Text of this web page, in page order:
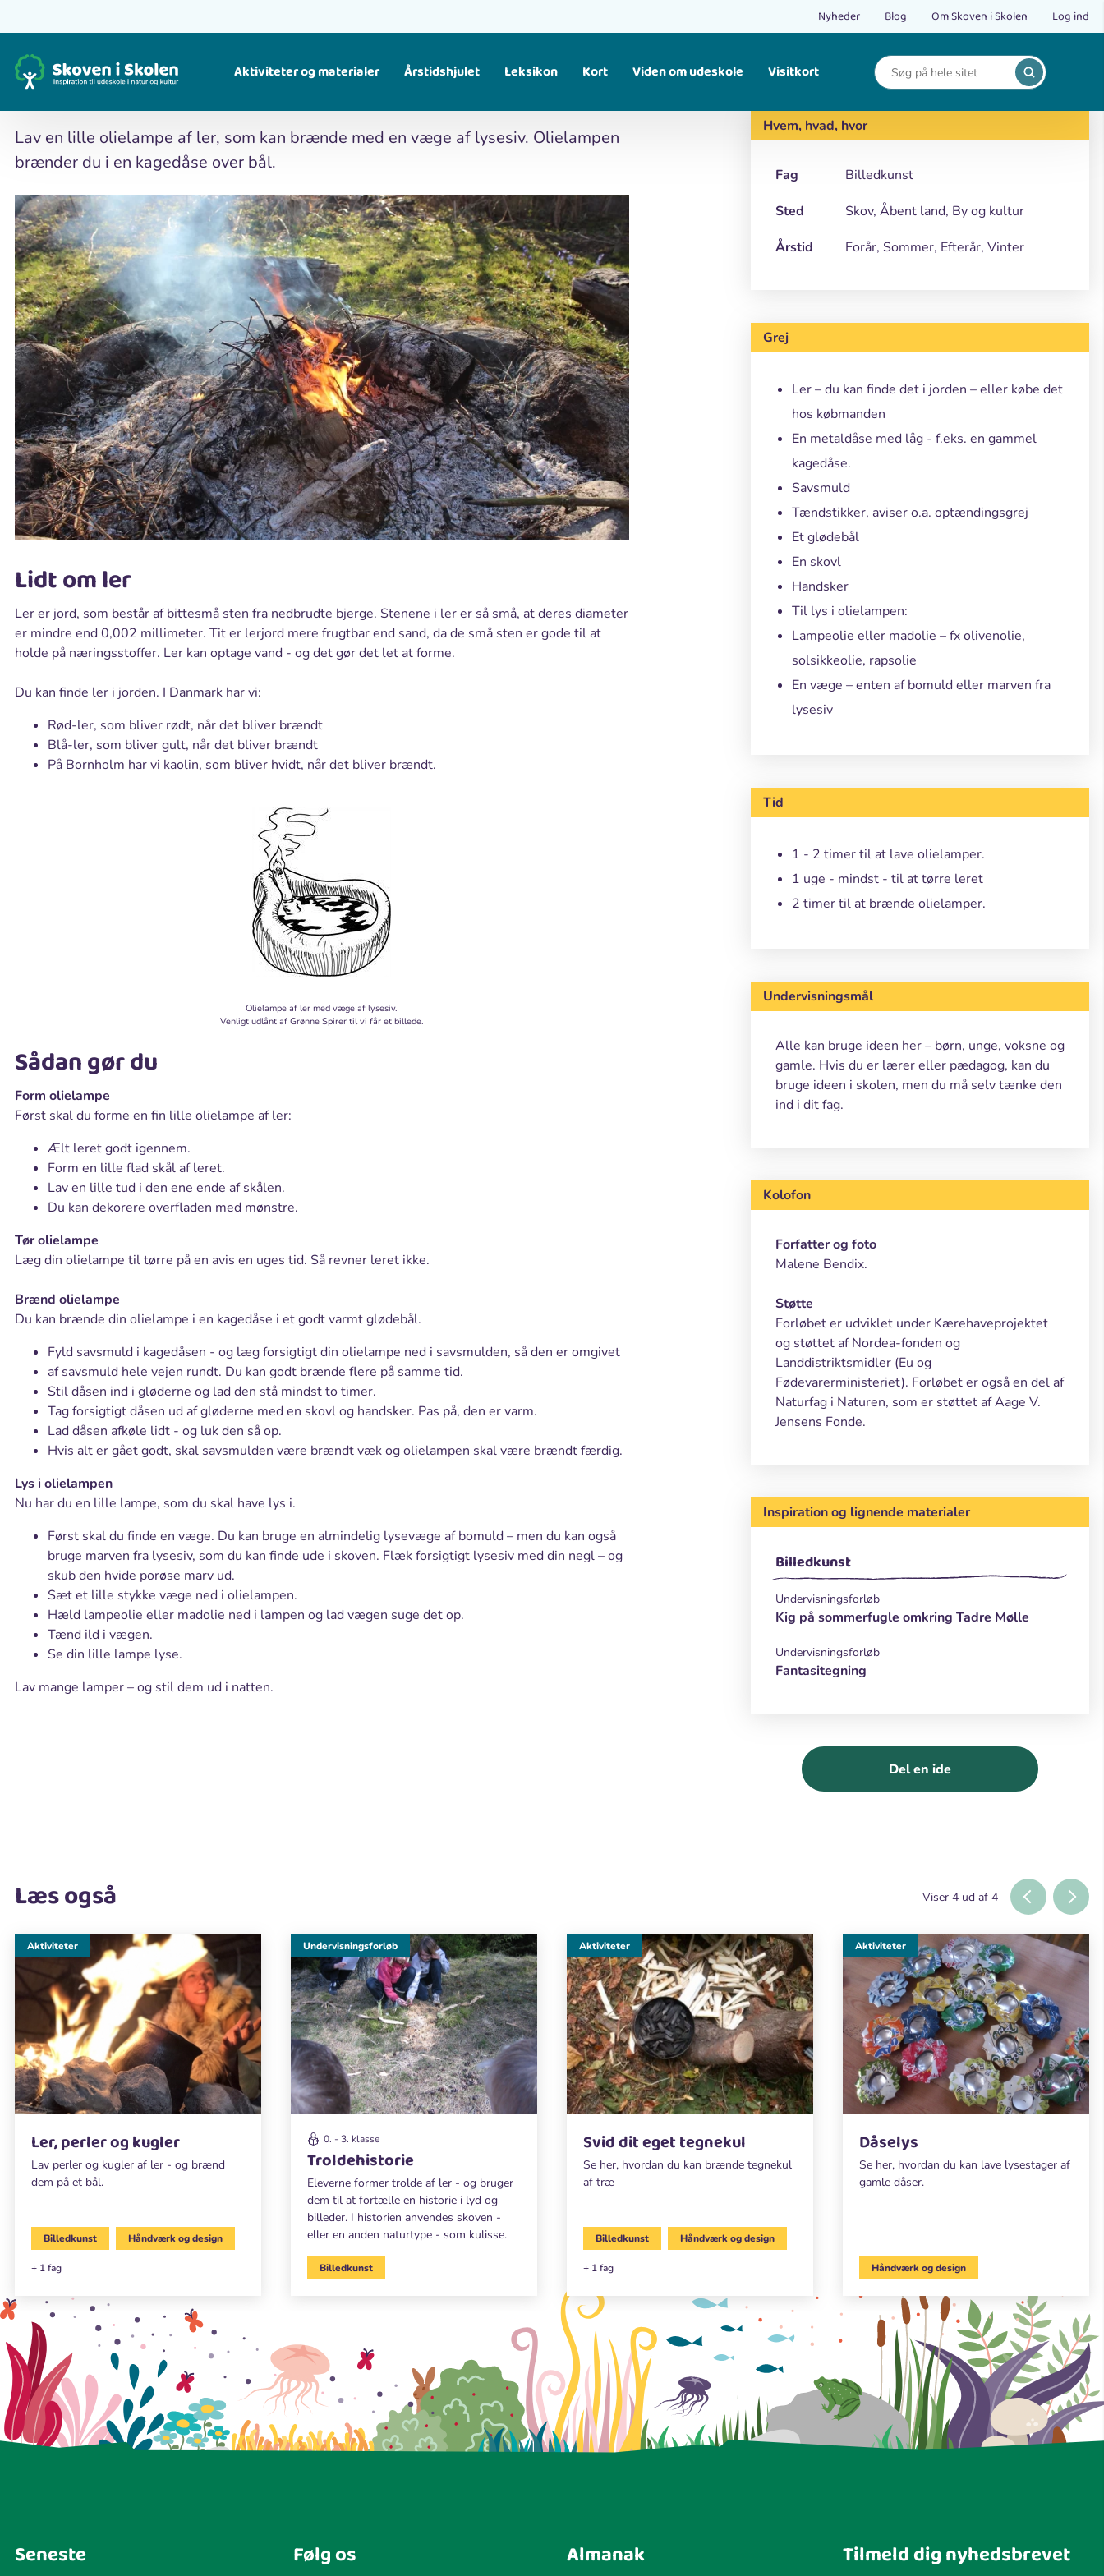
til
Nyheder Blog Om Skoven i Skolen Log ind
Aktiviteter og materialer Årstidshjulet Leksikon Kort Viden om udeskole Visitkort
Hjem Aktiviteter Olielampe af ler
Olielampe af ler
Lav en lille olielampe af ler, som kan brænde med en væge af lysesiv. Olielampen
brænder du i en kagedåse over bål.
Lidt om ler
Ler er jord, som består af bittesmå sten fra nedbrudte bjerge. Stenene i ler er så små, at deres diameter
er mindre end 0,002 millimeter. Tit er lerjord mere frugtbar end sand, da de små sten er gode til at
holde på næringsstoffer. Ler kan optage vand - og det gør det let at forme.
Du kan finde ler i jorden. I Danmark har vi:
Rød-ler, som bliver rødt, når det bliver brændt
Blå-ler, som bliver gult, når det bliver brændt
På Bornholm har vi kaolin, som bliver hvidt, når det bliver brændt.
Olielampe af ler med væge af lysesiv.
Venligt udlånt af Grønne Spirer til vi får et billede.
Sådan gør du
Form olielampe
Først skal du forme en fin lille olielampe af ler:
Ælt leret godt igennem.
Form en lille flad skål af leret.
Lav en lille tud i den ene ende af skålen.
Du kan dekorere overfladen med mønstre.
Tør olielampe
Læg din olielampe til tørre på en avis en uges tid. Så revner leret ikke.
Brænd olielampe
Du kan brænde din olielampe i en kagedåse i et godt varmt glødebål.
Fyld savsmuld i kagedåsen - og læg forsigtigt din olielampe ned i savsmulden, så den er omgivet
af savsmuld hele vejen rundt. Du kan godt brænde flere på samme tid.
Stil dåsen ind i gløderne og lad den stå mindst to timer.
Tag forsigtigt dåsen ud af gløderne med en skovl og handsker. Pas på, den er varm.
Lad dåsen afkøle lidt - og luk den så op.
Hvis alt er gået godt, skal savsmulden være brændt væk og olielampen skal være brændt færdig.
Lys i olielampen
Nu har du en lille lampe, som du skal have lys i.
Først skal du finde en væge. Du kan bruge en almindelig lysevæge af bomuld – men du kan også
bruge marven fra lysesiv, som du kan finde ude i skoven. Flæk forsigtigt lysesiv med din negl – og
skub den hvide porøse marv ud.
Sæt et lille stykke væge ned i olielampen.
Hæld lampeolie eller madolie ned i lampen og lad vægen suge det op.
Tænd ild i vægen.
Se din lille lampe lyse.
Lav mange lamper – og stil dem ud i natten.
Print
Hvem, hvad, hvor
Fag
Billedkunst
Sted
Skov, Åbent land, By og kultur
Årstid
Forår, Sommer, Efterår, Vinter
Grej
Ler – du kan finde det i jorden – eller købe det
hos købmanden
En metaldåse med låg - f.eks. en gammel
kagedåse.
Savsmuld
Tændstikker, aviser o.a. optændingsgrej
Et glødebål
En skovl
Handsker
Til lys i olielampen:
Lampeolie eller madolie – fx olivenolie,
solsikkeolie, rapsolie
En væge – enten af bomuld eller marven fra
lysesiv
Tid
1 - 2 timer til at lave olielamper.
1 uge - mindst - til at tørre leret
2 timer til at brænde olielamper.
Undervisningsmål
Alle kan bruge ideen her – børn, unge, voksne og
gamle. Hvis du er lærer eller pædagog, kan du
bruge ideen i skolen, men du må selv tænke den
ind i dit fag.
Kolofon
Forfatter og foto
Malene Bendix.
Støtte
Forløbet er udviklet under Kærehaveprojektet
og støttet af Nordea-fonden og
Landdistriktsmidler (Eu og
Fødevarerministeriet). Forløbet er også en del af
Naturfag i Naturen, som er støttet af Aage V.
Jensens Fonde.
Inspiration og lignende materialer
Billedkunst
Undervisningsforløb
Kig på sommerfugle omkring Tadre Mølle
Undervisningsforløb
Fantasitegning
Del en ide
Læs også Viser 4ud af 4
Ler, perler og kugler
Lav perler og kugler af ler - og brænd
dem på et bål.
Aktiviteter
Billedkunst Håndværk og design
+ 1 fag
0. - 3. klasse
Troldehistorie
Eleverne former trolde af ler - og bruger
dem til at fortælle en historie i lyd og
billeder. I historien anvendes skoven -
eller en anden naturtype - som kulisse.
Undervisningsforløb
Billedkunst
Svid dit eget tegnekul
Se her, hvordan du kan brænde tegnekul
af træ
Aktiviteter
Billedkunst Håndværk og design
+ 1 fag
Dåselys
Se her, hvordan du kan lave lysestager af
gamle dåser.
Aktiviteter
Håndværk og design
Seneste Følg os Almanak Tilmeld dig nyhedsbrevet